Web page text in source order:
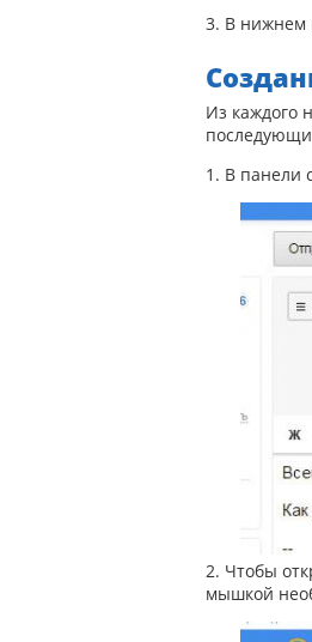
3. В нижнем
Из каждого
1. В панели
2. Чтобы
мышкой